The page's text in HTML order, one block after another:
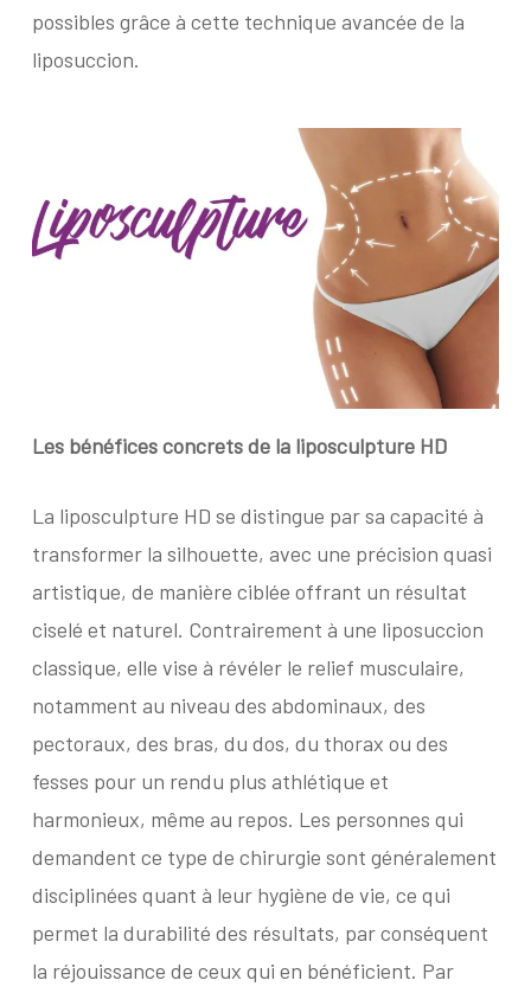
possibles grâce à cette technique avancée de la
liposuccion.
Les bénéfices concretsde la liposculpture HD
La liposculpture HD se distingue par sa capacité à
transformer la silhouette, avec une précision quasi
artistique, de manière ciblée offrant un résultat
ciselé et naturel. Contrairement à une liposuccion
classique, elle vise à révéler le relief musculaire,
notamment au niveau des abdominaux, des
pectoraux, des bras, du dos, du thorax ou des
fesses pour un rendu plus athlétique et
harmonieux, même au repos. Les personnes qui
demandent ce type de chirurgie sont généralement
disciplinées quant à leur hygiène de vie, ce qui
permet la durabilité des résultats, par conséquent
la réjouissance de ceux qui en bénéficient. Par